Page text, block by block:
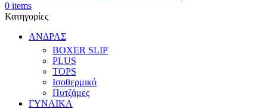
0 items
Κατηγορίες
ΑΝΔΡΑΣ
BOXER SLIP
PLUS
TOPS
Ισοθερμικό
Πυτζάμες
ΓΥΝΑΙΚΑ